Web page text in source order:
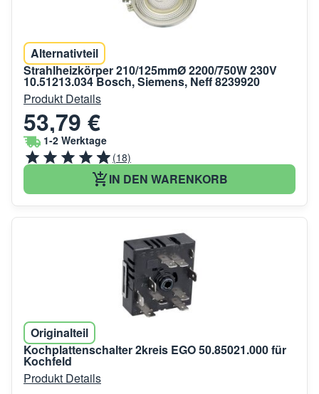
Alternativteil
Strahlheizkörper 210/125mmØ 2200/750W 230V
10.51213.034 Bosch, Siemens, Neff 8239920
Produkt Details
53,79 €
1-2 Werktage
(18)
IN DEN WARENKORB
Originalteil
Kochplattenschalter 2kreis EGO 50.85021.000 für
Kochfeld
Produkt Details